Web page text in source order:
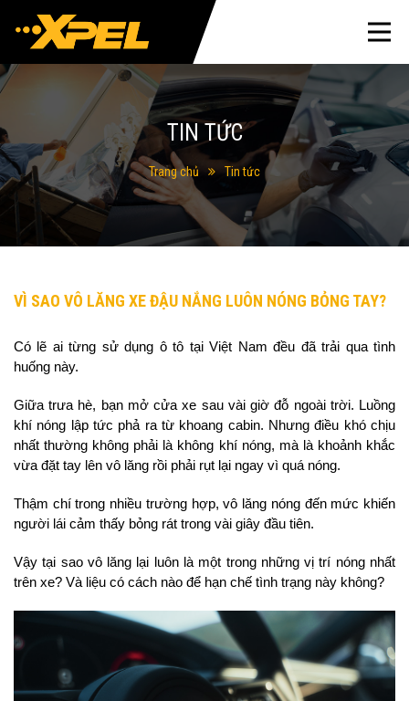
TIN TỨC
Trang chủ Tin tức
VÌ SAO VÔ LĂNG XE ĐẬU NẮNG LUÔN NÓNG BỎNG TAY?
Có lẽ ai từng sử dụng ô tô tại Việt Nam đều đã trải qua tình
huống này.
Giữa trưa hè, bạn mở cửa xe sau vài giờ đỗ ngoài trời. Luồng
khí nóng lập tức phả ra từ khoang cabin. Nhưng điều khó chịu
nhất thường không phải là không khí nóng, mà là khoảnh khắc
vừa đặt tay lên vô lăng rồi phải rụt lại ngay vì quá nóng.
Thậm chí trong nhiều trường hợp, vô lăng nóng đến mức khiến
người lái cảm thấy bỏng rát trong vài giây đầu tiên.
Vậy tại sao vô lăng lại luôn là một trong những vị trí nóng nhất
trên xe? Và liệu có cách nào để hạn chế tình trạng này không?